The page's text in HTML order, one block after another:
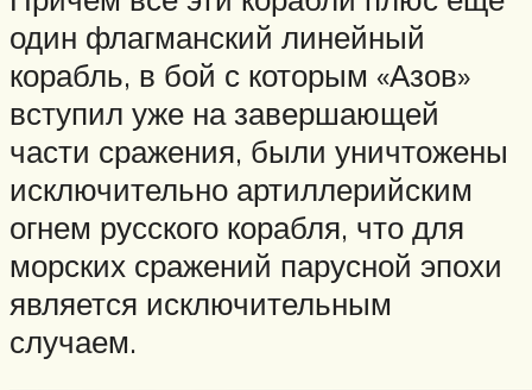
один флагманский линейный
корабль, в бой с которым «Азов»
вступил уже на завершающей
части сражения, были уничтожены
исключительно артиллерийским
огнем русского корабля, что для
морских сражений парусной эпохи
является исключительным
случаем.